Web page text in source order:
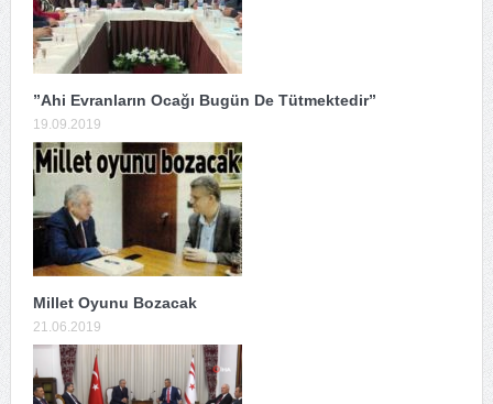
”Ahi Evranların Ocağı Bugün De Tütmektedir”
19.09.2019
Millet Oyunu Bozacak
21.06.2019